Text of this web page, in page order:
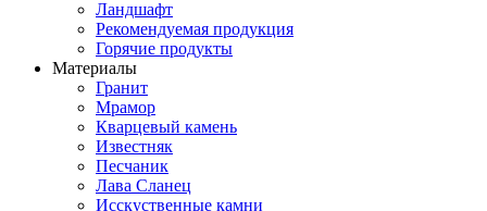
Ландшафт
Рекомендуемая продукция
Горячие продукты
Материалы
Гранит
Мрамор
Кварцевый камень
Известняк
Песчаник
Лава Сланец
Исскуственные камни